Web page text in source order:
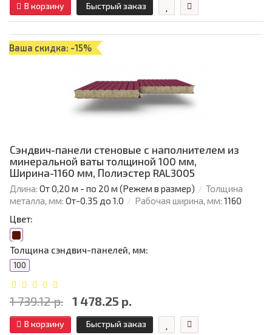
В корзину Быстрый заказ
Ваша скидка: -15%
Сэндвич-панели стеновые с наполнителем из
минеральной ваты толщиной 100 мм,
Ширина-1160 мм, Полиэстер RAL3005
Длина: От 0,20 м - по 20 м (Режем в размер)
Толщина
металла, мм: От-0.35 до 1.0 Рабочая ширина, мм: 1160
Цвет:
Толщина сэндвич-панелей, мм:
100
1 739.12 р. 1 478.25 р.
В корзину Быстрый заказ